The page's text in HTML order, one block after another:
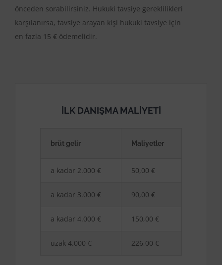
önceden sorabilirsiniz. Hukuki tavsiye gereklilikleri
karşılanırsa, tavsiye arayan kişi hukuki tavsiye için
en fazla 15 € ödemelidir.
İLK DANIŞMA MALIYETI
brüt gelir Maliyetler
a kadar 2.000 € 50,00 €
a kadar 3.000 € 90,00 €
a kadar 4.000 € 150,00 €
uzak 4.000 € 226,00 €